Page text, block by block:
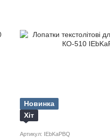
Новинка
Хіт
Артикул: IEbKaPBQ